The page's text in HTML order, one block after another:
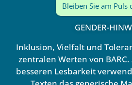
Bleiben Sie am Puls
GENDER-
Inklusion, Vielfalt und
zentralen Werten von
besseren Lesbarkeit